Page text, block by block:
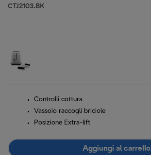
CTJ2103.BK
Controlli cottura
Vassoio raccogli briciole
Posizione Extra-lift
Aggiungi al carrello